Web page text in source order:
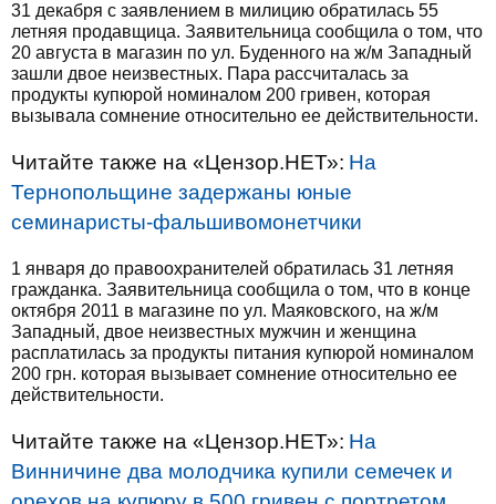
31 декабря с заявлением в милицию обратилась 55
летняя продавщица. Заявительница сообщила о том, что
20 августа в магазин по ул. Буденного на ж/м Западный
зашли двое неизвестных. Пара рассчиталась за
продукты купюрой номиналом 200 гривен, которая
вызывала сомнение относительно ее действительности.
Читайте также на «Цензор.НЕТ»: На
Тернопольщине задержаны юные
семинаристы-фальшивомонетчики
1 января до правоохранителей обратилась 31 летняя
гражданка. Заявительница сообщила о том, что в конце
октября 2011 в магазине по ул. Маяковского, на ж/м
Западный, двое неизвестных мужчин и женщина
расплатилась за продукты питания купюрой номиналом
200 грн. которая вызывает сомнение относительно ее
действительности.
Читайте также на «Цензор.НЕТ»: На
Винничине два молодчика купили семечек и